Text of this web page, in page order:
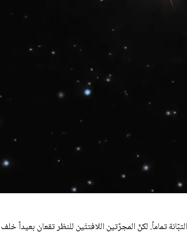
تماماً. لكنّ المجرّتين اللافتتَين للنظر تقعان بعيداً